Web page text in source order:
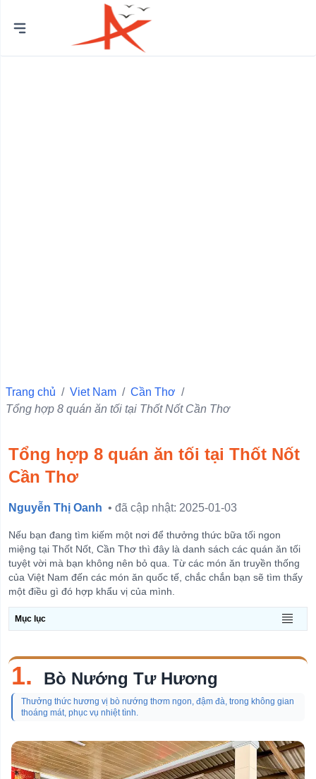
Quận Ba Đình
Quận 11
Quận 4
Quận 3
Quận 5
Quận Đống Đa
Quận Hai Bà Trưng
Quận Hoàn Kiếm
đề
Quán Bar
Quán Cơm
Quán Cafe
Quán Cafe Yên Tĩnh
Trang chủ / Viet Nam / Cần Thơ /
Tổng hợp 8 quán ăn tối tại Thốt Nốt Cần Thơ
Tổng hợp 8 quán ăn tối tại Thốt Nốt
Cần Thơ
Nguyễn Thị Oanh • đã cập nhật: 2025-01-03
Nếu bạn đang tìm kiếm một nơi để thưởng thức bữa tối ngon
miệng tại Thốt Nốt, Cần Thơ thì đây là danh sách các quán ăn tối
tuyệt vời mà bạn không nên bỏ qua. Từ các món ăn truyền thống
của Việt Nam đến các món ăn quốc tế, chắc chắn bạn sẽ tìm thấy
một điều gì đó hợp khẩu vị của mình.
Mục lục
1. Bò Nướng Tư Hương
Thưởng thức hương vị bò nướng thơm ngon, đậm đà, trong không gian
thoáng mát, phục vụ nhiệt tình.